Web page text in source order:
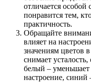
отличается
понравится тем,
практичность.
Обращайте
влияет на
значениям цветов
снимает
белый – уменьшает
настроение, синий